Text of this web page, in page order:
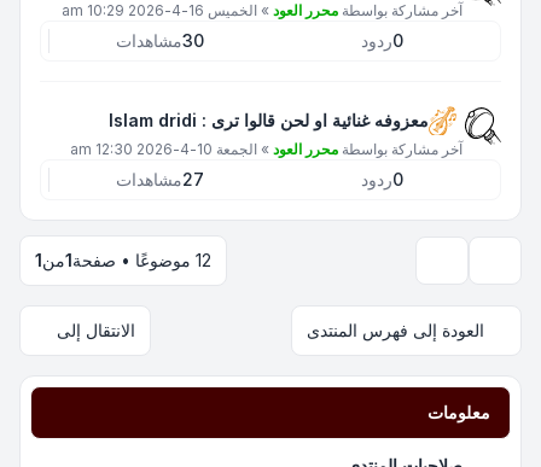
آخر مشاركة بواسطة محرر العود » الخميس 16-4-2026 10:29 am
0ردود 30مشاهدات
معزوفه غنائية او لحن قالوا ترى : Islam dridi
آخر مشاركة بواسطة محرر العود » الجمعة 10-4-2026 12:30 am
0ردود 27مشاهدات
12 موضوعًا • صفحة 1من1
العودة إلى فهرس المنتدى الانتقال إلى
معلومات